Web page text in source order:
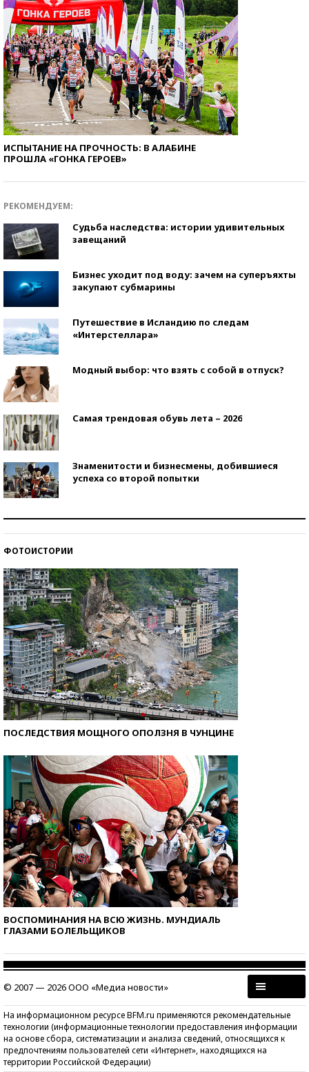
ИСПЫТАНИЕ НА ПРОЧНОСТЬ: В АЛАБИНЕ
ПРОШЛА «ГОНКА ГЕРОЕВ»
РЕКОМЕНДУЕМ:
Судьба наследства: истории удивительных
завещаний
Бизнес уходит под воду: зачем на суперъяхты
закупают субмарины
Путешествие в Исландию по следам
«Интерстеллара»
Модный выбор: что взять с собой в отпуск?
Самая трендовая обувь лета – 2026
Знаменитости и бизнесмены, добившиеся
успеха со второй попытки
ФОТОИСТОРИИ
ПОСЛЕДСТВИЯ МОЩНОГО ОПОЛЗНЯ В ЧУНЦИНЕ
ВОСПОМИНАНИЯ НА ВСЮ ЖИЗНЬ. МУНДИАЛЬ
ГЛАЗАМИ БОЛЕЛЬЩИКОВ
© 2007 — 2026 ООО «Медиа новости»
На информационном ресурсе BFM.ru применяются рекомендательные
технологии (информационные технологии предоставления информации
на основе сбора, систематизации и анализа сведений, относящихся к
предпочтениям пользователей сети «Интернет», находящихся на
территории Российской Федерации)